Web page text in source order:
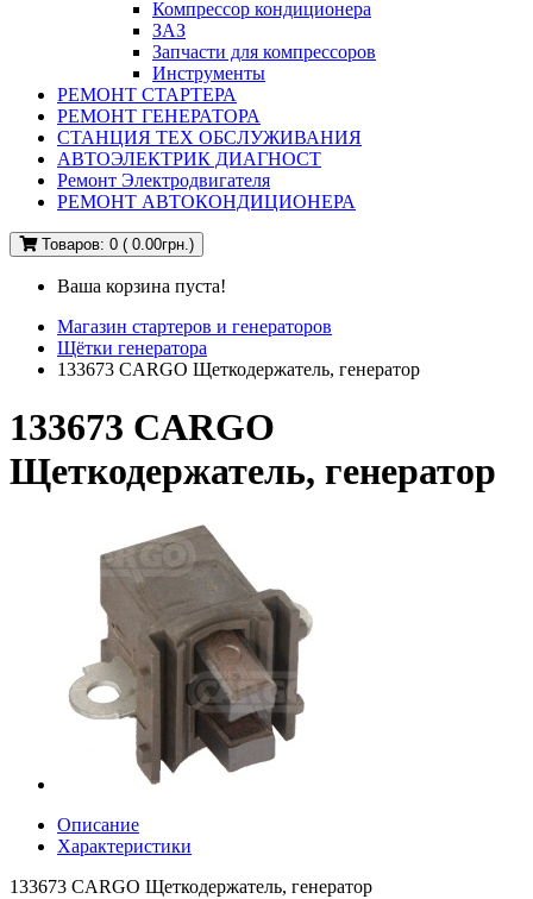
Компрессор кондиционера
ЗАЗ
Запчасти для компрессоров
Инструменты
РЕМОНТ СТАРТЕРА
РЕМОНТ ГЕНЕРАТОРА
СТАНЦИЯ ТЕХ ОБСЛУЖИВАНИЯ
АВТОЭЛЕКТРИК ДИАГНОСТ
Ремонт Электродвигателя
РЕМОНТ АВТОКОНДИЦИОНЕРА
Товаров: 0 ( 0.00грн.)
Ваша корзина пуста!
Магазин стартеров и генераторов
Щётки генератора
133673 CARGO Щеткодержатель, генератор
133673 CARGO
Щеткодержатель, генератор
Описание
Характеристики
133673 CARGO Щеткодержатель, генератор